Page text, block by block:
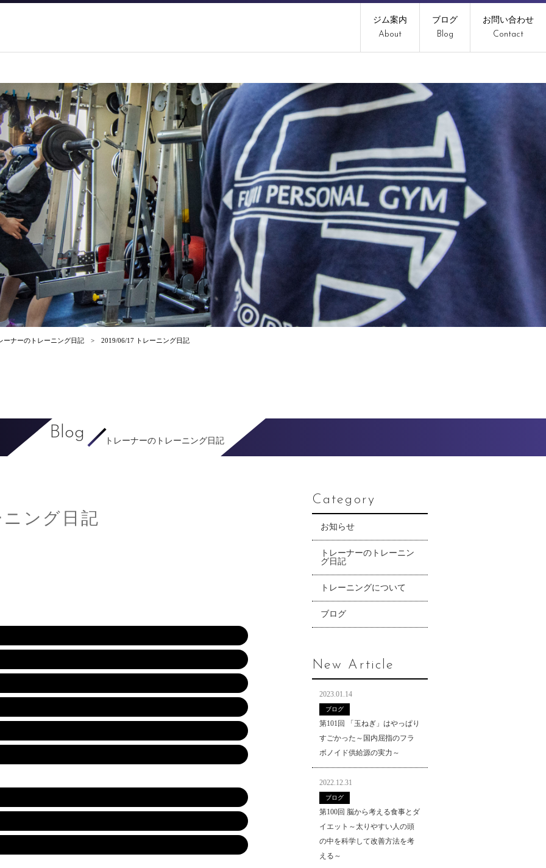
ジム案内
About
ブログ
Blog
お問い合わせ
Contact
ーナーのトレーニング日記 2019/06/17 トレーニング日記
Blog トレーナーのトレーニング日記
ング日記
Category
お知らせ
トレーナーのトレーニン
グ日記
トレーニングについて
ブログ
New Article
2023.01.14
ブログ
第101回 「玉ねぎ」はやっぱり
すごかった～国内屈指のフラ
ボノイド供給源の実力～
2022.12.31
ブログ
第100回 脳から考える食事とダ
イエット～太りやすい人の頭
の中を科学して改善方法を考
える～